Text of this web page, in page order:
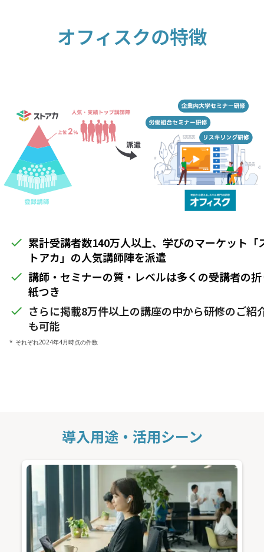
オフィスクの特徴
done 累計受講者数140万人以上、学びのマーケット「
トアカ」の人気講師陣を派遣
done 講師・セミナーの質・レベルは多くの受講者の
紙つき
done さらに掲載8万件以上の講座の中から研修のご紹
も可能
* それぞれ2024年4月時点の件数
導入用途・活用シーン